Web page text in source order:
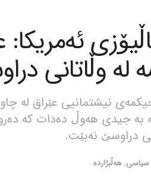
ئەمریکا:
لە وڵاتانی
نیشتمانیی عێراق لە
بە جیدی هەوڵ دەدات کە
دراوسێ نەبێت.
سیاسی,هەڵبژاردە